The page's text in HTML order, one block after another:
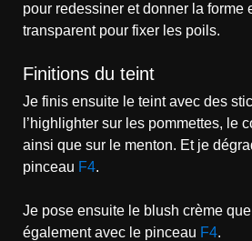
pour redessiner et donner la forme
transparent pour fixer les poils.
Finitions du teint
Je finis ensuite le teint avec des
l’highlighter sur les pommettes, le
ainsi que sur le menton. Et je
pinceau F4.
Je pose ensuite le blush crème
également avec le pinceau F4.